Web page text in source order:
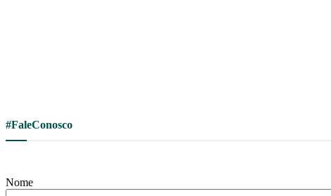
#FaleConosco
Nome